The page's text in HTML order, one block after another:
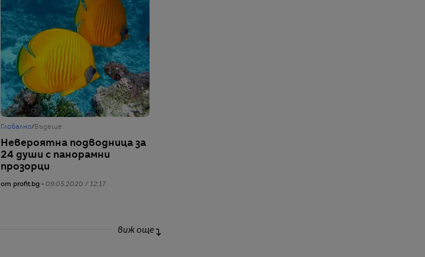
Глобално/Бъдеще
Невероятна подводница за
24 души с панорамни
прозорци
от profit.bg - 09.05.2020 / 12:17
виж още